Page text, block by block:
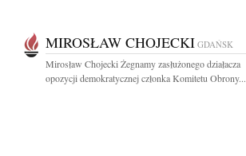
MIROSŁAW CHOJECKI GDAŃSK
Mirosław Chojecki Żegnamy zasłużonego działacza
opozycji demokratycznej członka Komitetu Obrony...